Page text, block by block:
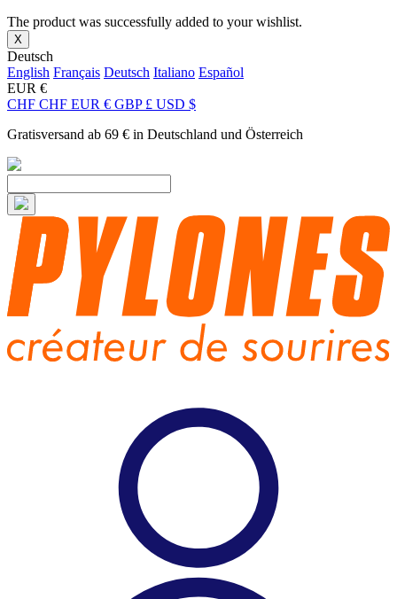
The product was successfully added to your wishlist.
X
Deutsch
English Français Deutsch Italiano Español
EUR €
CHF CHF EUR € GBP £ USD $
Gratisversand ab 69 € in Deutschland und Österreich